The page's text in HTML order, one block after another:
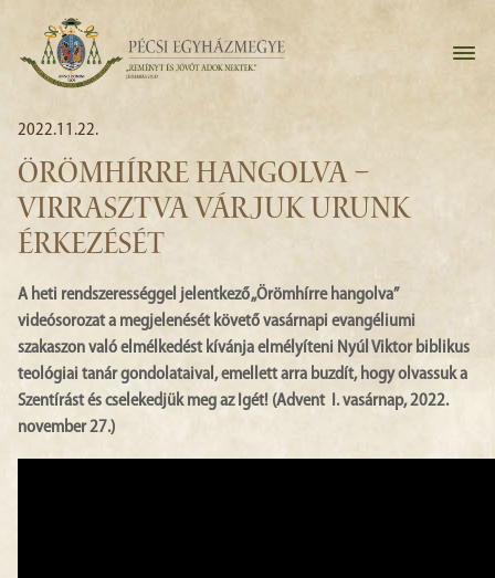
2022.11.22.
ÖRÖMHÍRRE HANGOLVA –
VIRRASZTVA VÁRJUK URUNK
ÉRKEZÉSÉT
A heti rendszerességgel jelentkező „Örömhírre hangolva”
videósorozat a megjelenését követő vasárnapi evangéliumi
szakaszon való elmélkedést kívánja elmélyíteni Nyúl Viktor biblikus
teológiai tanár gondolataival, emellett arra buzdít, hogy olvassuk a
Szentírást és cselekedjük meg az Igét! (Advent I. vasárnap, 2022.
november 27.)